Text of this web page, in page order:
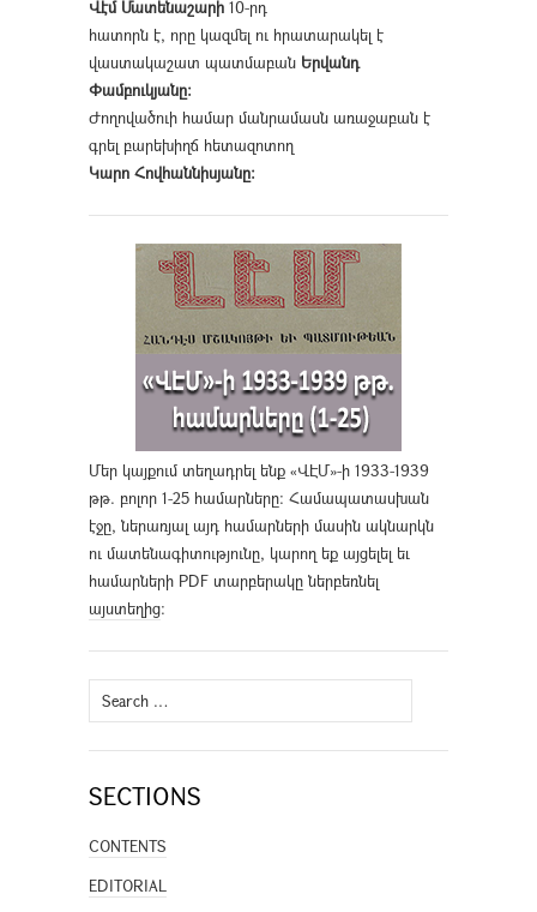
Վէմ Մատենաշարի 10-րդ
հատորն է, որը կազմել ու հրատարակել է
վաստակաշատ պատմաբան Երվանդ
Փամբուկյանը։
Ժողովածուի համար մանրամասն առաջաբան է
գրել բարեխիղճ հետազոտող
Կարո Հովհաննիսյանը։
Մեր կայքում տեղադրել ենք «ՎԷՄ»-ի 1933-1939
թթ. բոլոր 1-25 համարները։ Համապատասխան
էջը, ներառյալ այդ համարների մասին ակնարկն
ու մատենագիտությունը, կարող եք այցելել եւ
համարների PDF տարբերակը ներբեռնել
այստեղից։
Search
for:
SECTIONS
CONTENTS
EDITORIAL